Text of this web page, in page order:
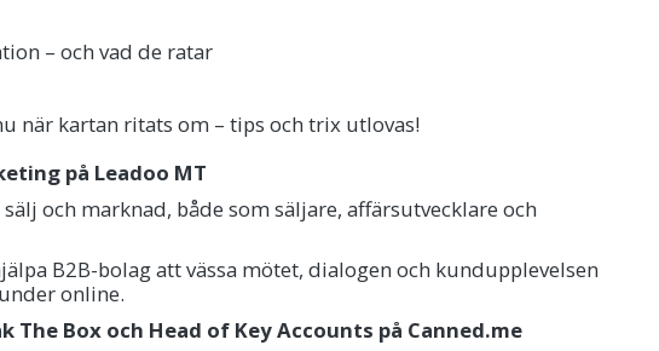
– och vad de ratar
när kartan ritats om – tips och trix utlovas!
på Leadoo MT
och marknad, både som säljare, affärsutvecklare och
B2B-bolag att vässa mötet, dialogen och kundupplevelsen
online.
The Box och Head of Key Accounts på Canned.me